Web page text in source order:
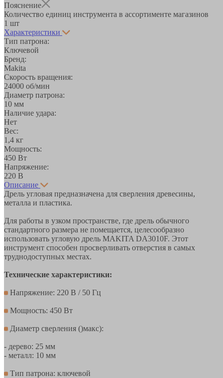
Пояснение
Количество единиц инструмента в ассортименте магазинов
1 шт
Характеристики
Тип патрона:
Ключевой
Бренд:
Makita
Скорость вращения:
24000 об/мин
Диаметр патрона:
10 мм
Наличие удара:
Нет
Вес:
1,4 кг
Мощность:
450 Вт
Напряжение:
220 В
Описание
Дрель угловая предназначена для сверления древесины,
металла и пластика.
Для работы в узком пространстве, где дрель обычного
стандартного размера не помещается, целесообразно
использовать угловую дрель MAKITA DA3010F. Этот
инструмент способен просверливать отверстия в самых
труднодоступных местах.
Технические характеристики:
Напряжение: 220 В / 50 Гц
Мощность: 450 Вт
Диаметр сверления ()макс):
- дерево: 25 мм
- металл: 10 мм
Тип патрона: ключевой